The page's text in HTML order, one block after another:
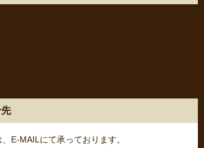
E-MAILにて承っております。